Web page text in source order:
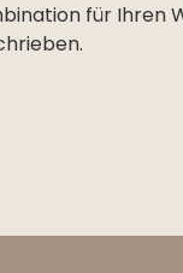
für Ihren